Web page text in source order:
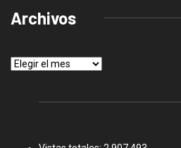
Archivos
Archivos